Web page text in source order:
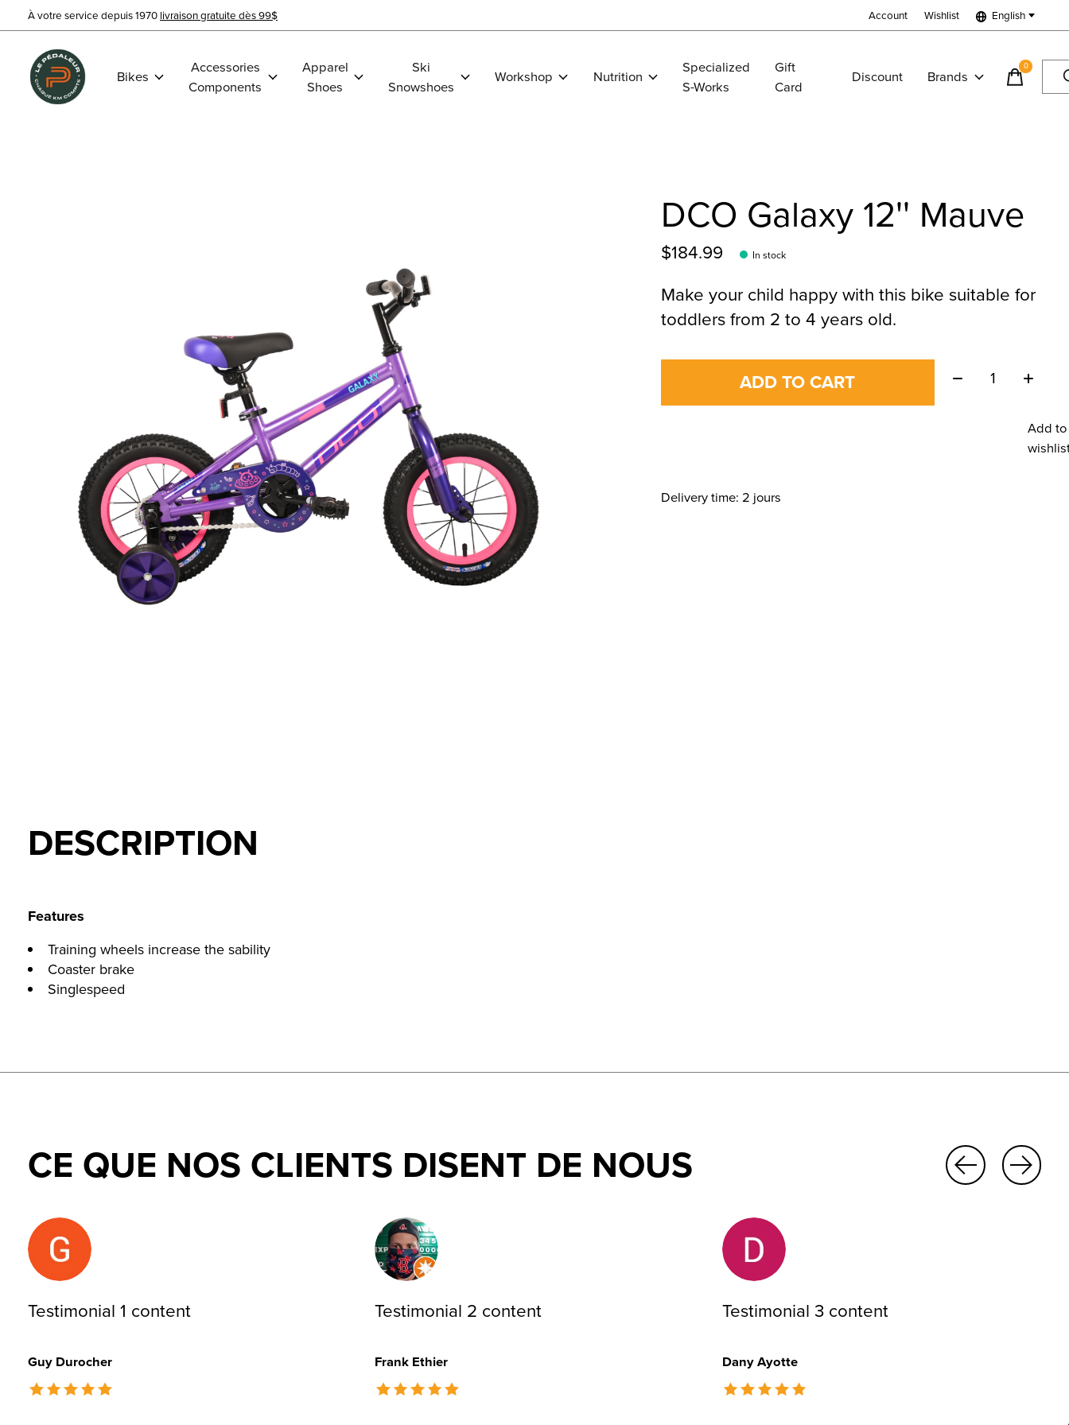
À votre service depuis 1970 livraison gratuite dès 99$ Account Wishlist English
Bikes
Accessories
Components
Apparel
Shoes
Ski
Snowshoes
Workshop Nutrition
Specialized
S-Works
Gift
Card
Discount Brands
0items
DCO Galaxy 12'' Mauve
$184.99 In stock
Make your child happy with this bike suitable for
toddlers from 2 to 4 years old.
ADD TO CART Quantity:
Add to
Delivery time: 2 jours
DESCRIPTION
Features
Training wheels increase the sability
Coaster brake
Singlespeed
CE QUE NOS CLIENTS DISENT DE NOUS
Testimonial items
Testimonial 1 content
Guy Durocher
The rating of this product is
Testimonial 2 content
Frank Ethier
The rating of this product is
Testimonial 3 content
Dany Ayotte
The rating of this product is